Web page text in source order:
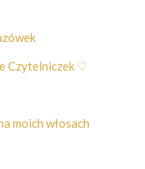
Czytelniczek ♡
moich włosach